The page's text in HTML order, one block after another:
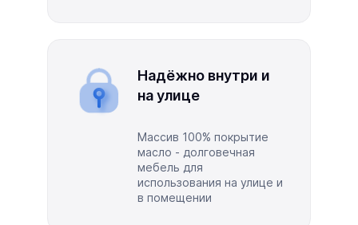
Надёжно внутри и
на улице
Массив 100% покрытие
масло - долговечная
мебель для
использования на улице и
в помещении